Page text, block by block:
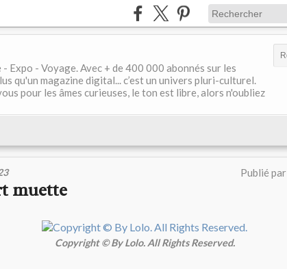
- Voyage. Avec + de 400 000 abonnés sur les
qu'un magazine digital... c’est un univers pluri-culturel.
pour les âmes curieuses, le ton est libre, alors n'oubliez
Publié par
muette
Copyright © By Lolo. All Rights Reserved.